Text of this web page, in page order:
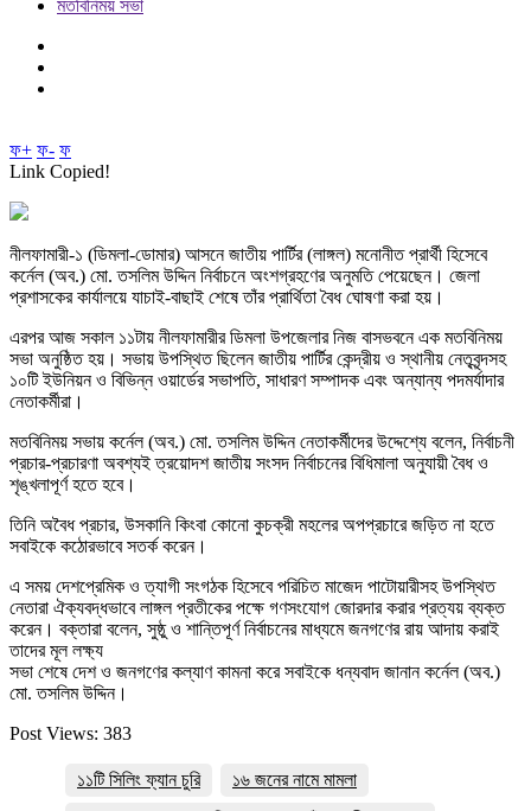
ফ+ ফ- ফ
Link Copied!
নীলফামারী-১ (ডিমলা-ডোমার) আসনে জাতীয় পার্টির (লাঙ্গল) মনোনীত প্রার্থী হিসেবে
কর্নেল (অব.) মো. তসলিম উদ্দিন নির্বাচনে অংশগ্রহণের অনুমতি পেয়েছেন। জেলা
প্রশাসকের কার্যালয়ে যাচাই-বাছাই শেষে তাঁর প্রার্থিতা বৈধ ঘোষণা করা হয়।
এরপর আজ সকাল ১১টায় নীলফামারীর ডিমলা উপজেলার নিজ বাসভবনে এক মতবিনিময়
সভা অনুষ্ঠিত হয়। সভায় উপস্থিত ছিলেন জাতীয় পার্টির কেন্দ্রীয় ও স্থানীয় নেতৃবৃন্দসহ
১০টি ইউনিয়ন ও বিভিন্ন ওয়ার্ডের সভাপতি, সাধারণ সম্পাদক এবং অন্যান্য পদমর্যাদার
নেতাকর্মীরা।
মতবিনিময় সভায় কর্নেল (অব.) মো. তসলিম উদ্দিন নেতাকর্মীদের উদ্দেশ্যে বলেন, নির্বাচনী
প্রচার-প্রচারণা অবশ্যই ত্রয়োদশ জাতীয় সংসদ নির্বাচনের বিধিমালা অনুযায়ী বৈধ ও
শৃঙ্খলাপূর্ণ হতে হবে।
তিনি অবৈধ প্রচার, উসকানি কিংবা কোনো কুচক্রী মহলের অপপ্রচারে জড়িত না হতে
সবাইকে কঠোরভাবে সতর্ক করেন।
এ সময় দেশপ্রেমিক ও ত্যাগী সংগঠক হিসেবে পরিচিত মাজেদ পাটোয়ারীসহ উপস্থিত
নেতারা ঐক্যবদ্ধভাবে লাঙ্গল প্রতীকের পক্ষে গণসংযোগ জোরদার করার প্রত্যয় ব্যক্ত
করেন। বক্তারা বলেন, সুষ্ঠু ও শান্তিপূর্ণ নির্বাচনের মাধ্যমে জনগণের রায় আদায় করাই
তাদের মূল লক্ষ্য
সভা শেষে দেশ ও জনগণের কল্যাণ কামনা করে সবাইকে ধন্যবাদ জানান কর্নেল (অব.)
মো. তসলিম উদ্দিন।
Post Views: 383
১১টি সিলিং ফ্যান চুরি
১৬ জনের নামে মামলা